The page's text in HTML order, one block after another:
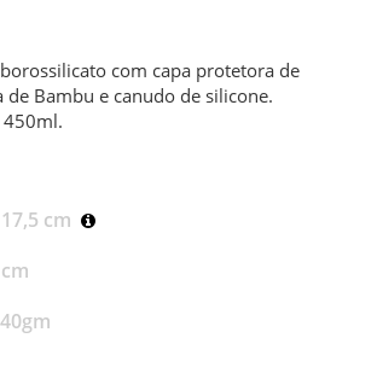
com capa protetora de
de Bambu e canudo de silicone.
450ml.
17,5 cm